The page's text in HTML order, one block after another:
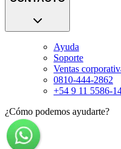
Ayuda
Soporte
Ventas
0810-444-2862
+54 9 11 5586-
¿Cómo podemos ayudarte?